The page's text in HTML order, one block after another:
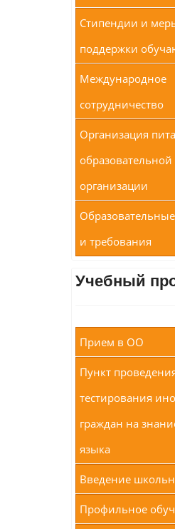
Стипендии и
поддержки
Международное
сотрудничество
Организация
образовательной
организации
и требования
Учебный
Прием в ОО
Пункт
тестирования
граждан на
языка
Введение
Профильное